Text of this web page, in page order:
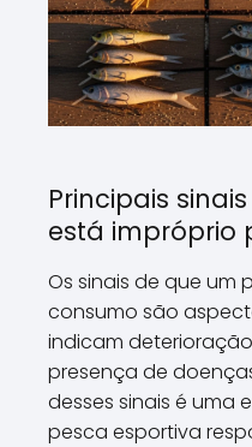
Principais
está impróprio
Os sinais de que um
consumo são
indicam
presença de
desses sinais é
pesca esportiva